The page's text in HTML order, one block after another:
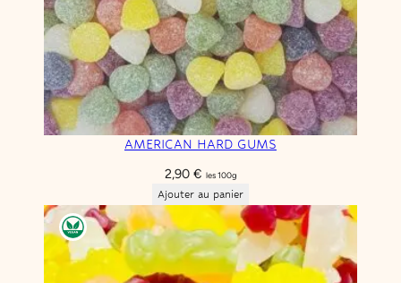
AMERICAN HARD GUMS
2,90 € les 100g
Ajouter au panier